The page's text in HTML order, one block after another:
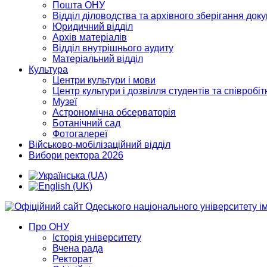
Пошта ОНУ
Відділ діловодства та архівного зберігання
Юридичний відділ
Архів матеріалів
Відділ внутрішнього аудиту
Матеріальний відділ
Культура
Центри культури і мови
Центр культури і дозвілля студентів та
Музеї
Астрономічна обсерваторія
Ботанічний сад
Фотогалереї
Військово-мобілізаційний відділ
Вибори ректора 2026
Про ОНУ
Історія університету
Вчена рада
Ректорат